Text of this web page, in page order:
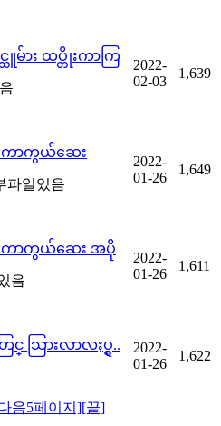
ား ထပ္တိုးကာကြ
2022-
02-03
1,639
ကာကွယ်ဆေး
2022-
01-26
1,649
ကာကွယ်ဆေး အပို
2022-
01-26
1,611
င္ သြားလာလႈပ္ရွ..
2022-
01-26
1,622
음5페이지][끝]